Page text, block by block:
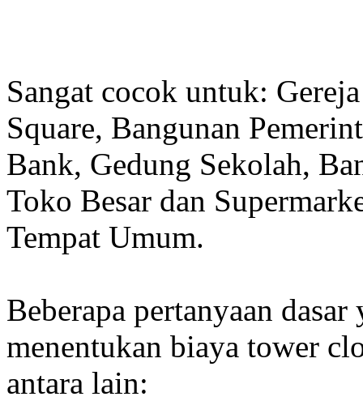
Sangat cocok untuk:
Square, Bangunan
Bank, Gedung Sekolah,
Toko Besar dan
Tempat Umum.
Beberapa pertanyaan
menentukan biaya tower
antara lain: